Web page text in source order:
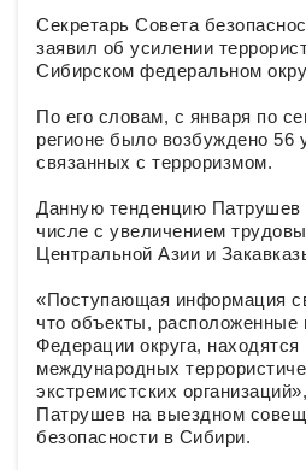
Секретарь Совета
заявил об усилении
Сибирском федеральном
По его словам, с января по
регионе было возбуждено 56
связанных с терроризмом.
Данную тенденцию Патрушев
числе с увеличением
Центральной Азии и
«Поступающая информация
что объекты, расположенные
Федерации округа, находятся
международных
экстремистских
Патрушев на выездном
безопасности в Сибири.